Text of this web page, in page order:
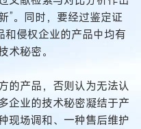
”。同时，要经过鉴定证
和侵权企业的产品中均有
术秘密。
的产品，否则认为无法认
企业的技术秘密凝结于产
现场调和、一种售后维护